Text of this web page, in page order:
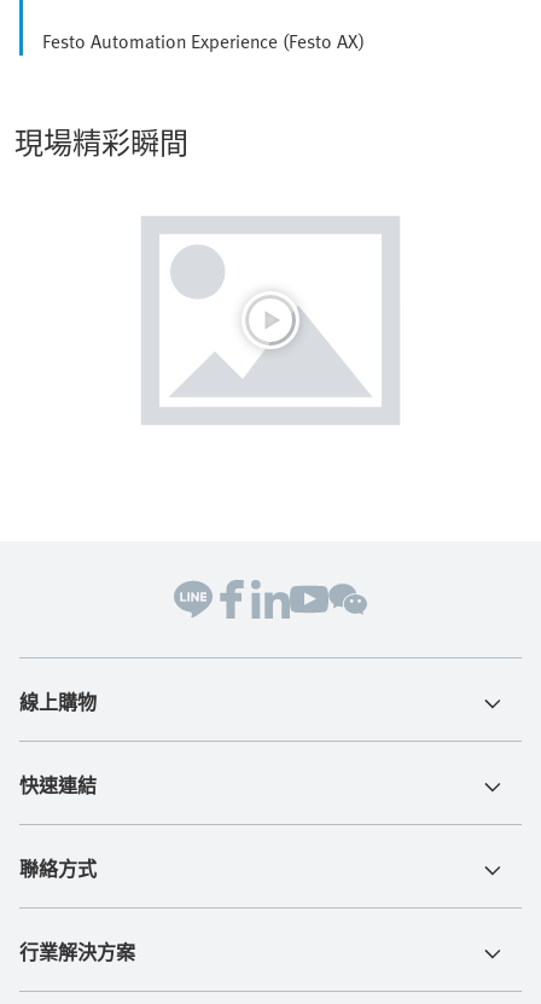
Festo Automation Experience (Festo AX)
現場精彩瞬間
線上購物
快速連結
聯絡方式
行業解決方案